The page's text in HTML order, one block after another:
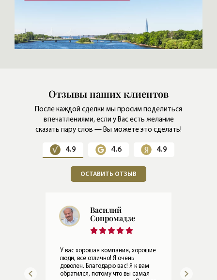
Отзывы наших клиентов
После каждой сделки мы просим поделиться
впечатлениями,если у Вас есть желание
сказать пару слов — Вы можете это сделать!
4.9 4.6 4.9
ОСТАВИТЬ ОТЗЫВ
Евгений
Герасимов
Все в порядке, Леониду привет. По
работе Ирины все хорошо.
08.05.2024
Прослушать отзыв